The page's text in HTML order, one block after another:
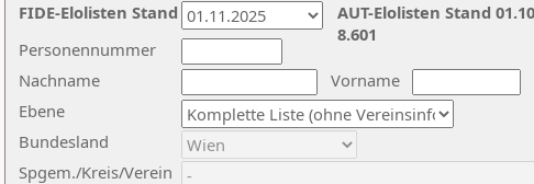
Nachname
Vorname
Ebene
Personennummer
Bundesland
Spgem./Kreis/Verein
AUT-Elolisten Stand
8.601
FIDE-Elolisten Stand